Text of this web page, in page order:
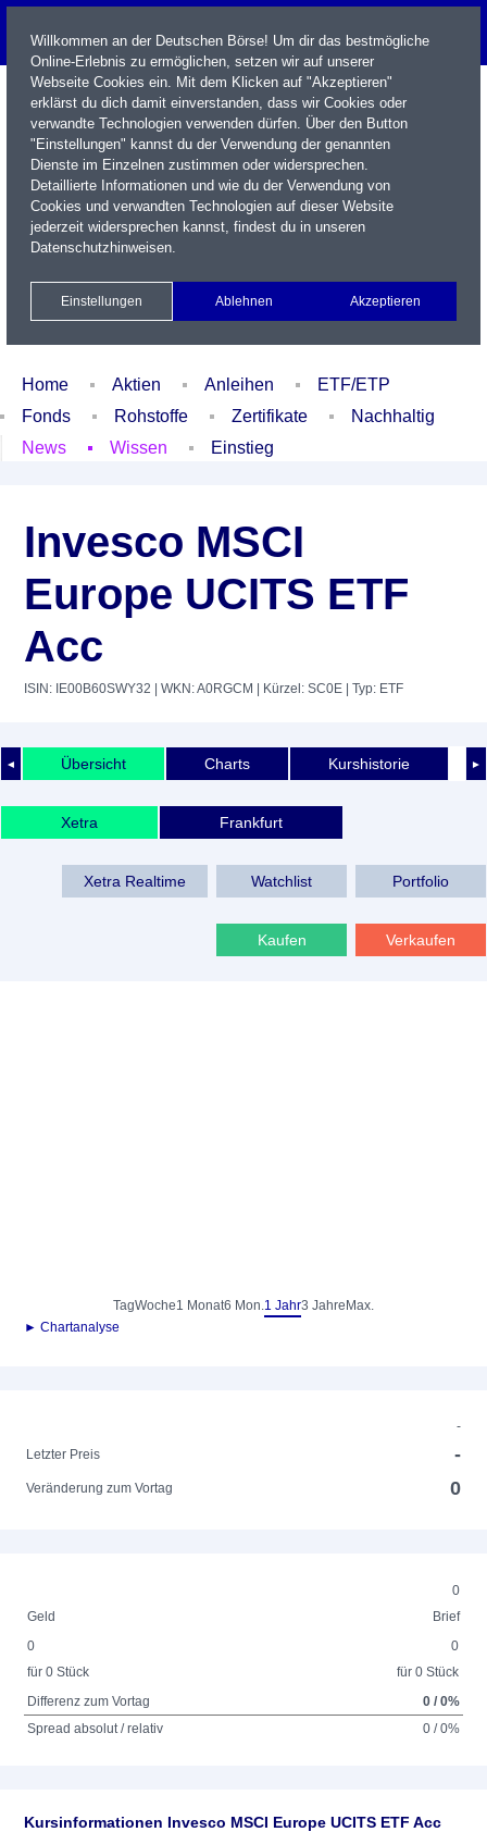
Name / WKN / ISIN / Kürzel
Xetra Realtime
Watchlist Portfolio Login
Home Aktien Anleihen
ETF/ETP
Fonds
Rohstoffe Zertifikate
Nachhaltig
News
Wissen Einstieg
Invesco MSCI
Europe UCITS ETF
Acc
ISIN: IE00B60SWY32 | WKN: A0RGCM | Kürzel: SC0E | Typ: ETF
◄ ►
Übersicht Charts Kurshistorie
Xetra Frankfurt
Xetra Realtime Watchlist Portfolio
Kaufen Verkaufen
TagWoche1 Monat6 Mon.1 Jahr3 Jahre Max.
► Chartanalyse
-
Letzter Preis
-
Veränderung zum Vortag 0
0
Geld
Brief
0
für 0 Stück
0
für 0 Stück
Differenz zum Vortag
0 / 0%
Spread absolut / relativ
0 / 0%
Kursinformationen Invesco MSCI Europe UCITS ETF Acc
Willkommen an der Deutschen Börse! Um dir das bestmögliche
Online-Erlebnis zu ermöglichen, setzen wir auf unserer
Webseite Cookies ein. Mit dem Klicken auf "Akzeptieren"
erklärst du dich damit einverstanden, dass wir Cookies oder
verwandte Technologien verwenden dürfen. Über den Button
"Einstellungen" kannst du der Verwendung der genannten
Dienste im Einzelnen zustimmen oder widersprechen.
Detaillierte Informationen und wie du der Verwendung von
Cookies und verwandten Technologien auf dieser Website
jederzeit widersprechen kannst, findest du in unseren
Datenschutzhinweisen.
Einstellungen Ablehnen Akzeptieren